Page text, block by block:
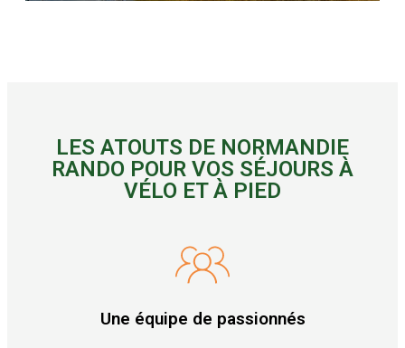
LES ATOUTS DE NORMANDIE
RANDO POUR VOS SÉJOURS À
VÉLO ET À PIED
Une équipe de passionnés